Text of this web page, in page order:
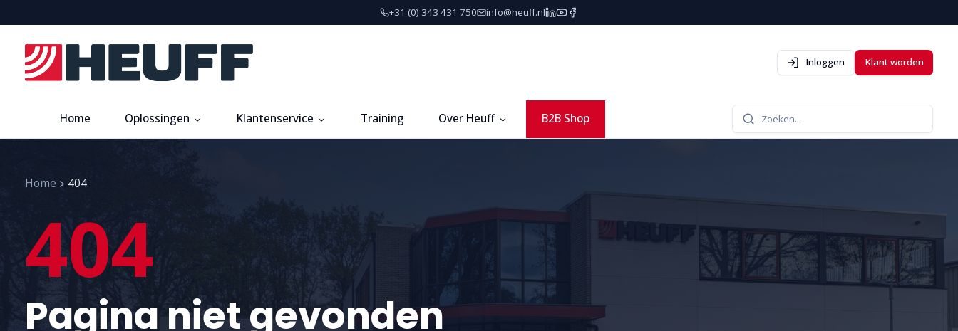
+31 (0) 343 431 750 info@heuff.nl
Inloggen Klant worden
Home Oplossingen Klantenservice Training Over Heuff B2B Shop Zoeken...
Home 404
404
Pagina niet gevonden